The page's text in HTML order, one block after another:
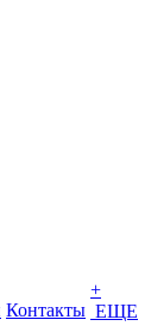
Контакты
+
ЕЩЕ